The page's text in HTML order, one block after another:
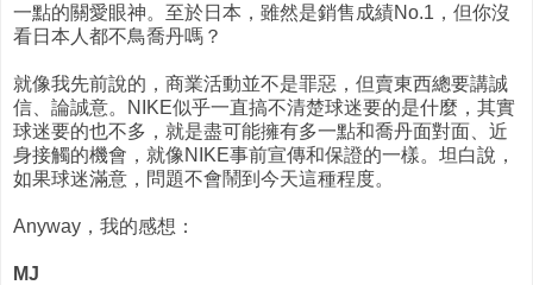
一點的關愛眼神。至於日本，雖然是銷售成績No.1，但你沒
看日本人都不鳥喬丹嗎？
就像我先前說的，商業活動並不是罪惡，但賣東西總要講誠
信、論誠意。NIKE似乎一直搞不清楚球迷要的是什麼，其實
球迷要的也不多，就是盡可能擁有多一點和喬丹面對面、近
身接觸的機會，就像NIKE事前宣傳和保證的一樣。坦白說，
如果球迷滿意，問題不會鬧到今天這種程度。
Anyway，我的感想：
MJ